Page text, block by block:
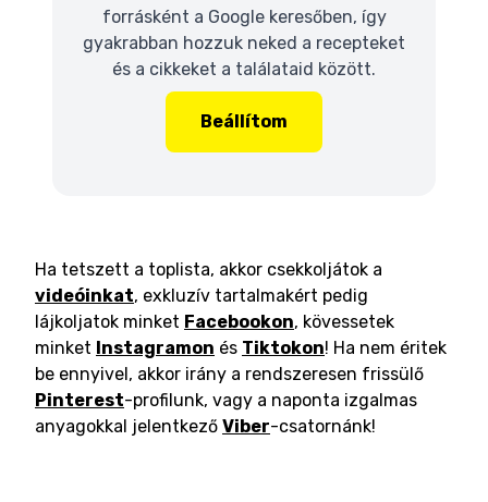
forrásként a Google keresőben, így
gyakrabban hozzuk neked a recepteket
és a cikkeket a találataid között.
Beállítom
Ha tetszett a toplista, akkor csekkoljátok a
videóinkat, exkluzív tartalmakért pedig
lájkoljatok minket Facebookon, kövessetek
minket Instagramon és Tiktokon! Ha nem éritek
be ennyivel, akkor irány a rendszeresen frissülő
Pinterest-profilunk, vagy a naponta izgalmas
anyagokkal jelentkező Viber-csatornánk!